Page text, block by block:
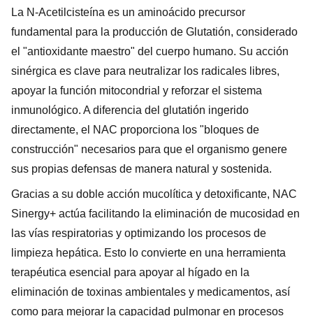
La N-Acetilcisteína es un aminoácido precursor
fundamental para la producción de Glutatión, considerado
el "antioxidante maestro" del cuerpo humano. Su acción
sinérgica es clave para neutralizar los radicales libres,
apoyar la función mitocondrial y reforzar el sistema
inmunológico. A diferencia del glutatión ingerido
directamente, el NAC proporciona los "bloques de
construcción" necesarios para que el organismo genere
sus propias defensas de manera natural y sostenida.
Gracias a su doble acción mucolítica y detoxificante, NAC
Sinergy+ actúa facilitando la eliminación de mucosidad en
las vías respiratorias y optimizando los procesos de
limpieza hepática. Esto lo convierte en una herramienta
terapéutica esencial para apoyar al hígado en la
eliminación de toxinas ambientales y medicamentos, así
como para mejorar la capacidad pulmonar en procesos